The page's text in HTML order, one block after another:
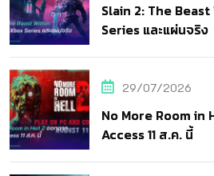
Slain 2: The
Series และแผ่นจริง
29/07/2026
No More Room in
Access 11 ส.ค. นี้